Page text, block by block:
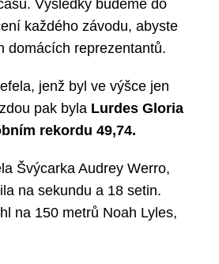
Výsledky budeme do
každého závodu, abyste
domácích reprezentantů.
jenž byl ve výšce jen
pak byla Lurdes Gloria
rekordu 49,74.
Švýcarka Audrey Werro,
na sekundu a 18 setin.
na 150 metrů Noah Lyles,